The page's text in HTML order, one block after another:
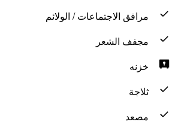
مرافق الاجتماعات / الولائم
مجفف الشعر
خزنه
ثلاجة
مصعد